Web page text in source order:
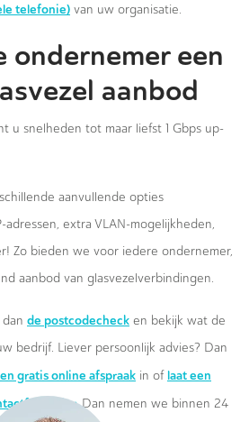
telefonie) van uw organisatie.
ondernemer een
aanbod
u snelheden tot maar liefst 1 Gbps up-
aanvullende opties
adressen, extra VLAN-mogelijkheden,
Zo bieden we voor iedere ondernemer,
aanbod van glasvezelverbindingen.
de postcodecheck en bekijk wat de
bedrijf. Liever persoonlijk advies? Dan
gratis online afspraak in of laat een
Dan nemen we binnen 24